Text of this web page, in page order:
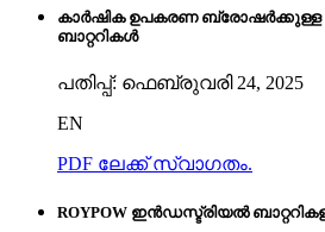
കാർഷിക ഉപകരണ ബ്രോഷർക്കുള്ള
ബാറ്ററികൾ
പതിപ്പ്: ഫെബ്രുവരി 24, 2025
EN
PDF ലേക്ക് സ്വാഗതം.
ROYPOW ഇൻഡസ്ട്രിയൽ